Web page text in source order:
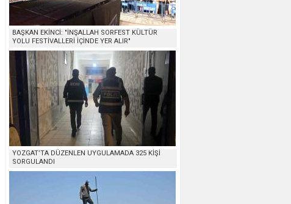
BAŞKAN EKİNCİ: "İNŞALLAH SORFEST KÜLTÜR
YOLU FESTİVALLERİ İÇİNDE YER ALIR"
YOZGAT’TA DÜZENLEN UYGULAMADA 325 KİŞİ
SORGULANDI